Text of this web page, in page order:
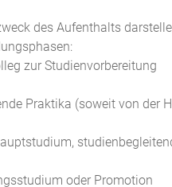
des Aufenthalts
zur Studienvorbereitung
Praktika (soweit von der
oder Promotion